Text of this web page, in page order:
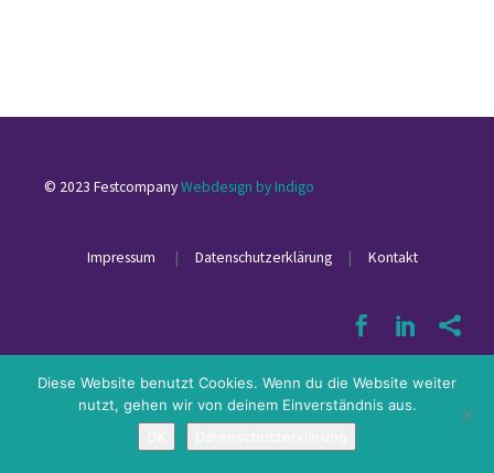
© 2023 FestcompanyWebdesign by Indigo
Impressum | Datenschutzerklärung | Kontakt
Diese Website benutzt Cookies. Wenn du die Website weiter
nutzt, gehen wir von deinem Einverständnis aus.